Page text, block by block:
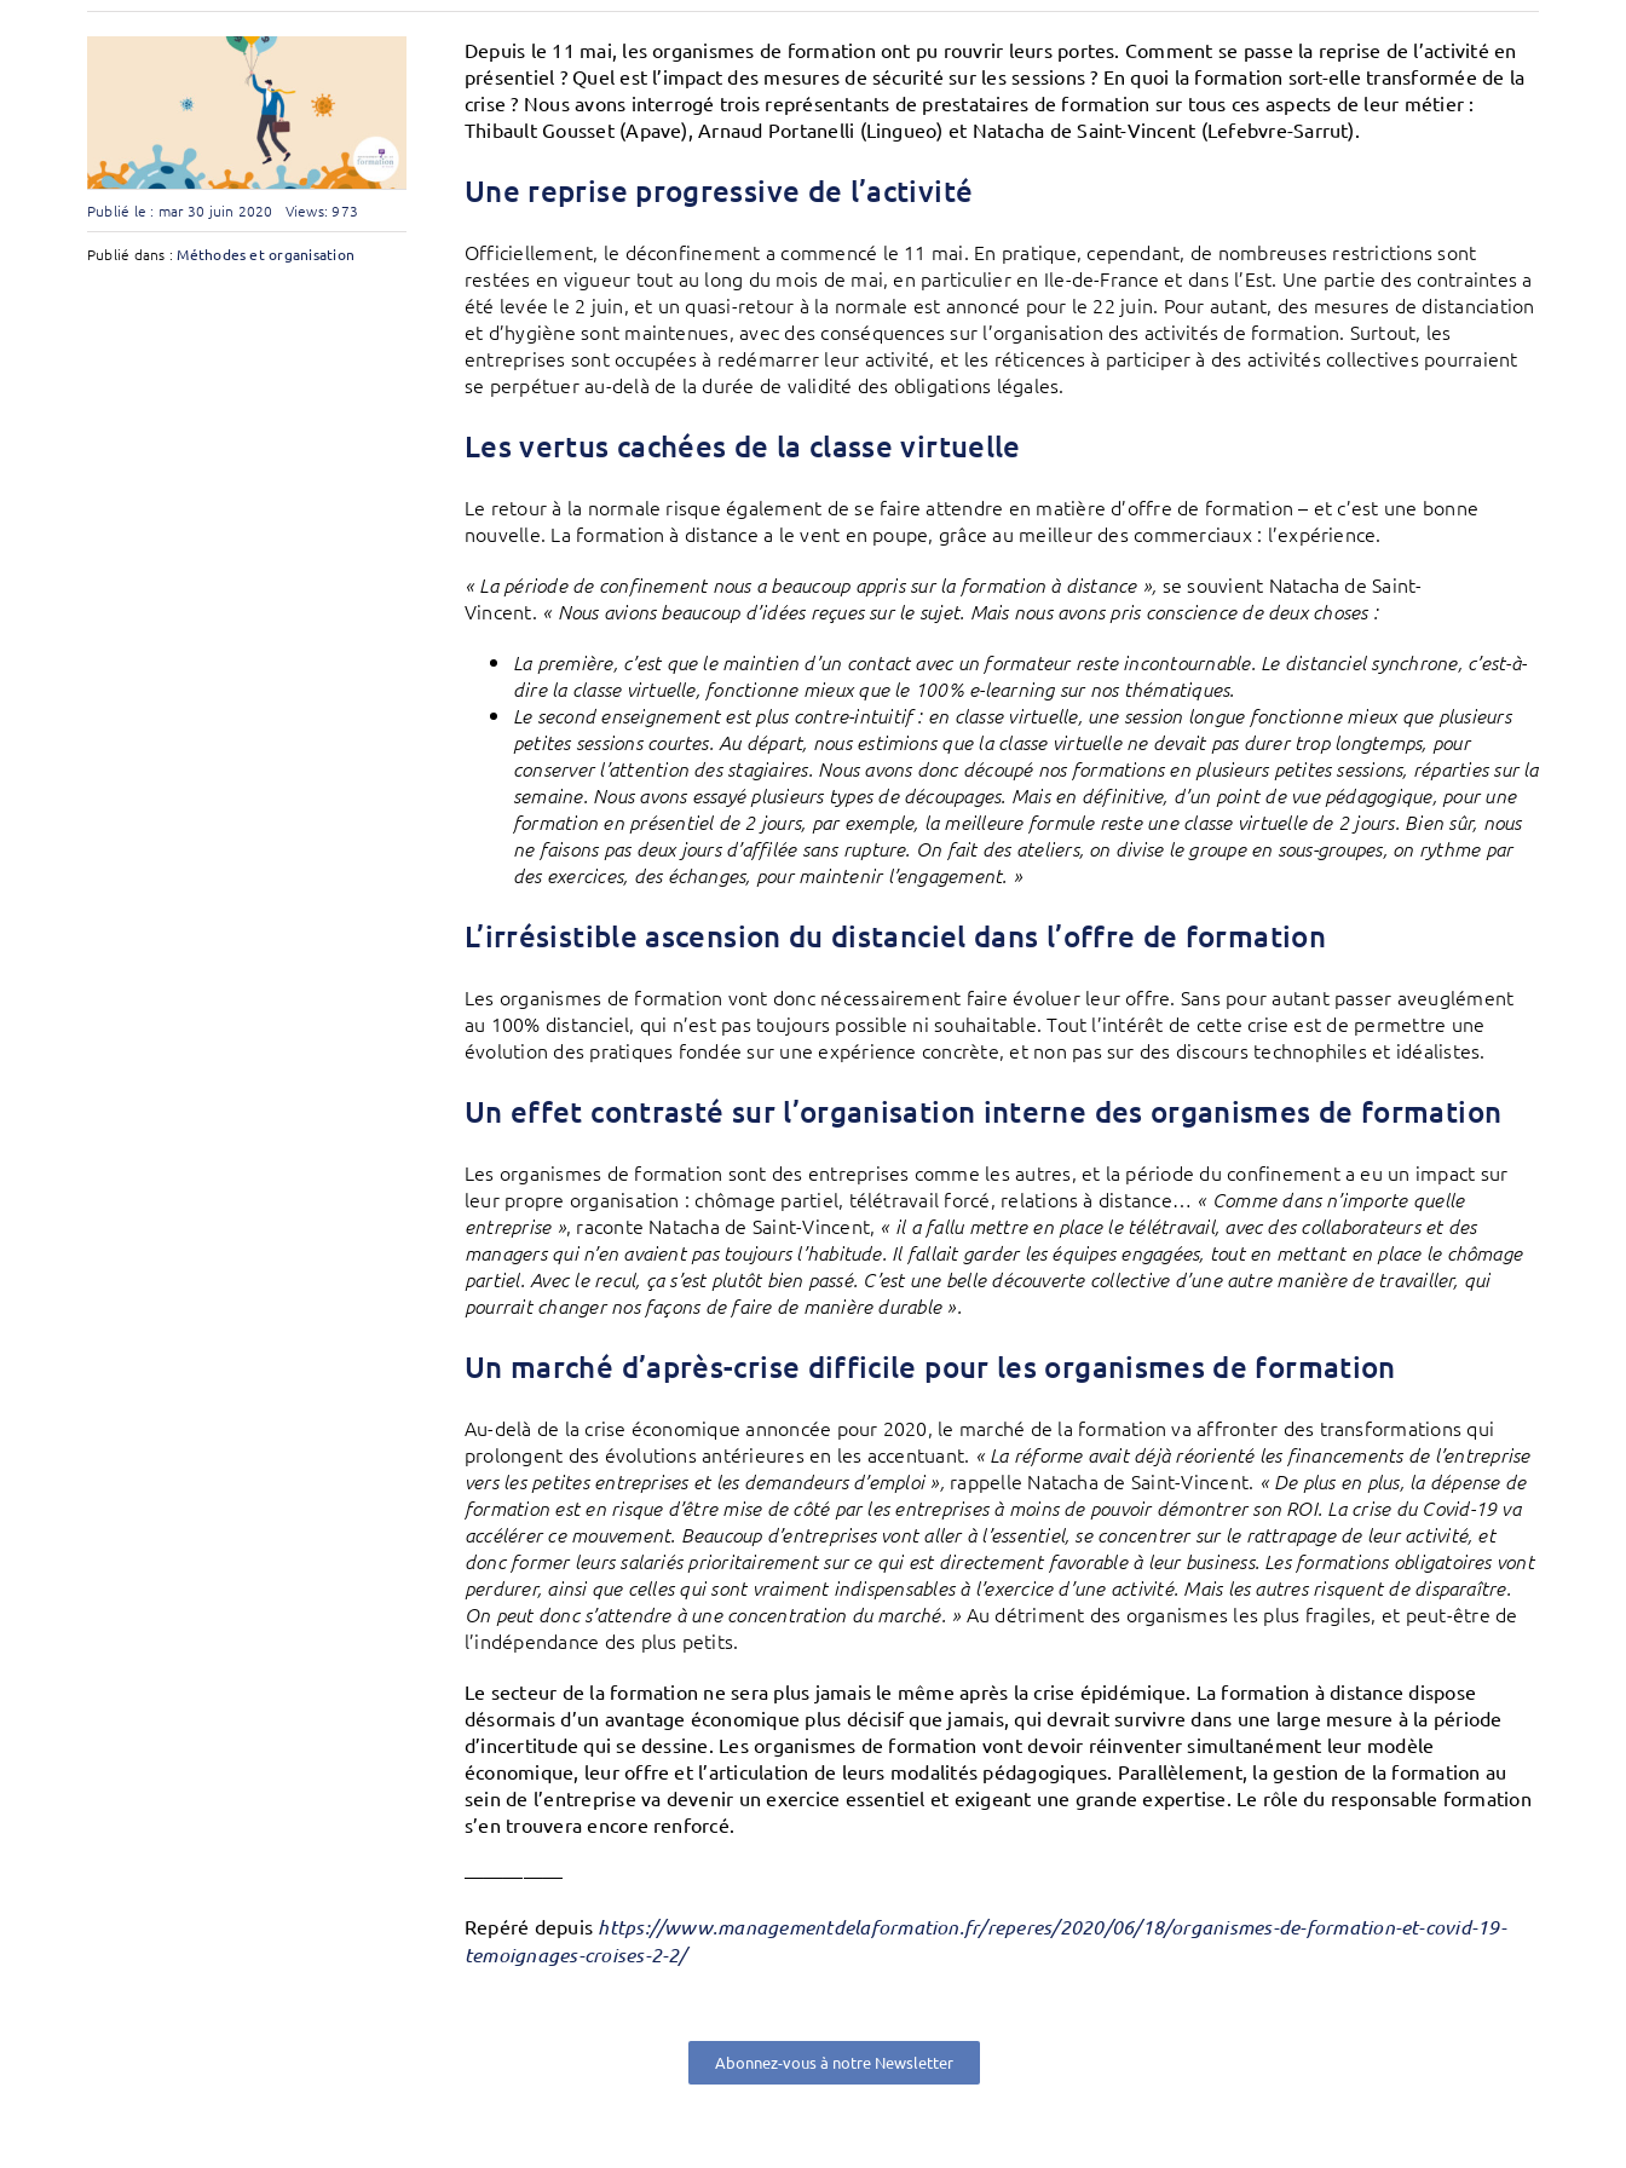
Publié le : mar 30 juin 2020 Views: 973
Publié dans :Méthodes et organisation
Depuis le 11 mai, les organismes de formation ont pu rouvrir leurs portes. Comment se passe la reprise de l’activité en
présentiel ? Quel est l’impact des mesures de sécurité sur les sessions ? En quoi la formation sort-elle transformée de la
crise ? Nous avons interrogé trois représentants de prestataires de formation sur tous ces aspects de leur métier :
Thibault Gousset (Apave), Arnaud Portanelli (Lingueo) et Natacha de Saint-Vincent (Lefebvre-Sarrut).
Une reprise progressive de l’activité
Officiellement, le déconfinement a commencé le 11 mai. En pratique, cependant, de nombreuses restrictions sont
restées en vigueur tout au long du mois de mai, en particulier en Ile-de-France et dans l’Est. Une partie des contraintes a
été levée le 2 juin, et un quasi-retour à la normale est annoncé pour le 22 juin. Pour autant, des mesures de distanciation
et d’hygiène sont maintenues, avec des conséquences sur l’organisation des activités de formation. Surtout, les
entreprises sont occupées à redémarrer leur activité, et les réticences à participer à des activités collectives pourraient
se perpétuer au-delà de la durée de validité des obligations légales.
Les vertus cachées de la classe virtuelle
Le retour à la normale risque également de se faire attendre en matière d’offre de formation – et c’est une bonne
nouvelle. La formation à distance a le vent en poupe, grâce au meilleur des commerciaux : l’expérience.
« La période de confinement nous a beaucoup appris sur la formation à distance », se souvient Natacha de Saint-
Vincent. « Nous avions beaucoup d’idées reçues sur le sujet. Mais nous avons pris conscience de deux choses :
La première, c’est que le maintien d’un contact avec un formateur reste incontournable. Le distanciel synchrone, c’est-à-
dire la classe virtuelle, fonctionne mieux que le 100% e-learning sur nos thématiques.
Le second enseignement est plus contre-intuitif : en classe virtuelle, une session longue fonctionne mieux que plusieurs
petites sessions courtes. Au départ, nous estimions que la classe virtuelle ne devait pas durer trop longtemps, pour
conserver l’attention des stagiaires. Nous avons donc découpé nos formations en plusieurs petites sessions, réparties sur la
semaine. Nous avons essayé plusieurs types de découpages. Mais en définitive, d’un point de vue pédagogique, pour une
formation en présentiel de 2 jours, par exemple, la meilleure formule reste une classe virtuelle de 2 jours. Bien sûr, nous
ne faisons pas deux jours d’affilée sans rupture. On fait des ateliers, on divise le groupe en sous-groupes, on rythme par
des exercices, des échanges, pour maintenir l’engagement. »
L’irrésistible ascension du distanciel dans l’offre de formation
Les organismes de formation vont donc nécessairement faire évoluer leur offre. Sans pour autant passer aveuglément
au 100% distanciel, qui n’est pas toujours possible ni souhaitable. Tout l’intérêt de cette crise est de permettre une
évolution des pratiques fondée sur une expérience concrète, et non pas sur des discours technophiles et idéalistes.
Un effet contrasté sur l’organisation interne des organismes de formation
Les organismes de formation sont des entreprises comme les autres, et la période du confinement a eu un impact sur
leur propre organisation : chômage partiel, télétravail forcé, relations à distance… « Comme dans n’importe quelle
entreprise », raconte Natacha de Saint-Vincent, « il a fallu mettre en place le télétravail, avec des collaborateurs et des
managers qui n’en avaient pas toujours l’habitude. Il fallait garder les équipes engagées, tout en mettant en place le chômage
partiel. Avec le recul, ça s’est plutôt bien passé. C’est une belle découverte collective d’une autre manière de travailler, qui
pourrait changer nos façons de faire de manière durable ».
Un marché d’après-crise difficile pour les organismes de formation
Au-delà de la crise économique annoncée pour 2020, le marché de la formation va affronter des transformations qui
prolongent des évolutions antérieures en les accentuant. « La réforme avait déjà réorienté les financements de l’entreprise
vers les petites entreprises et les demandeurs d’emploi », rappelle Natacha de Saint-Vincent. « De plus en plus, la dépense de
formation est en risque d’être mise de côté par les entreprises à moins de pouvoir démontrer son ROI. La crise du Covid-19 va
accélérer ce mouvement. Beaucoup d’entreprises vont aller à l’essentiel, se concentrer sur le rattrapage de leur activité, et
donc former leurs salariés prioritairement sur ce qui est directement favorable à leur business. Les formations obligatoires vont
perdurer, ainsi que celles qui sont vraiment indispensables à l’exercice d’une activité. Mais les autres risquent de disparaître.
On peut donc s’attendre à une concentration du marché. » Au détriment des organismes les plus fragiles, et peut-être de
l’indépendance des plus petits.
Le secteur de la formation ne sera plus jamais le même après la crise épidémique. La formation à distance dispose
désormais d’un avantage économique plus décisif que jamais, qui devrait survivre dans une large mesure à la période
d’incertitude qui se dessine. Les organismes de formation vont devoir réinventer simultanément leur modèle
économique, leur offre et l’articulation de leurs modalités pédagogiques. Parallèlement, la gestion de la formation au
sein de l’entreprise va devenir un exercice essentiel et exigeant une grande expertise. Le rôle du responsable formation
s’en trouvera encore renforcé.
—————
Repéré depuis https://www.managementdelaformation.fr/reperes/2020/06/18/organismes-de-formation-et-covid-19-
temoignages-croises-2-2/
Abonnez-vous à notre Newsletter